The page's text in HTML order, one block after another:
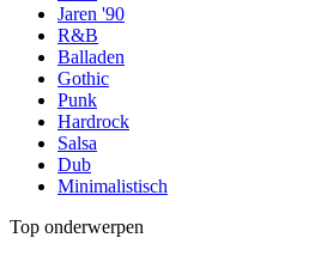
Jaren '90
R&B
Balladen
Gothic
Punk
Hardrock
Salsa
Dub
Minimalistisch
Top onderwerpen